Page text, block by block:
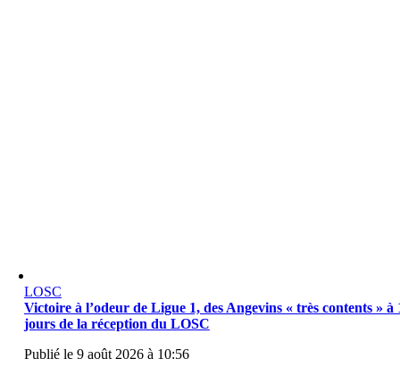
LOSC
Victoire à l’odeur de Ligue 1, des Angevins « très contents » à
jours de la réception du LOSC
Publié le 9 août 2026 à 10:56